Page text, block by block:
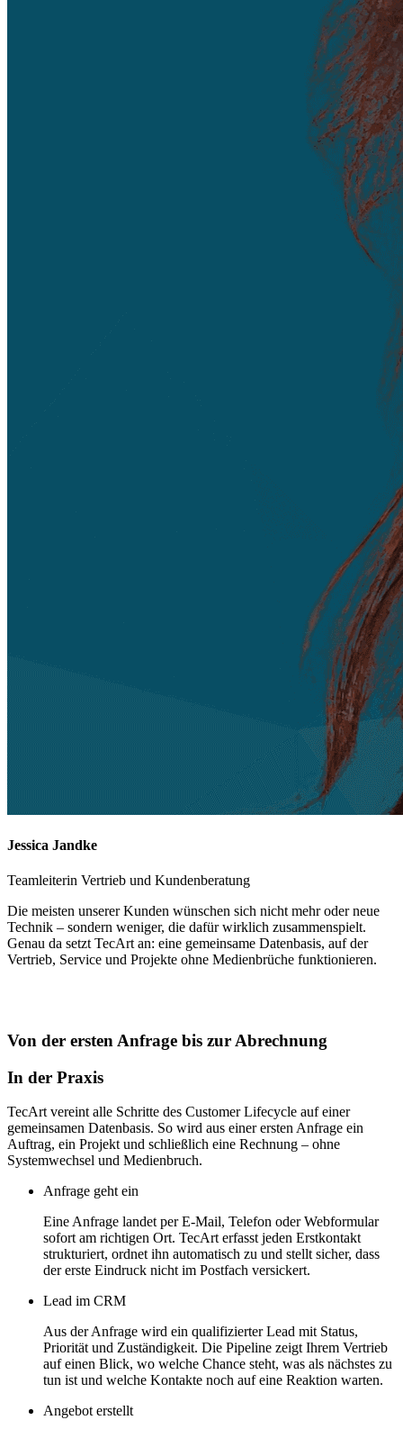
Jessica Jandke
Teamleiterin Vertrieb und Kundenberatung
Die meisten unserer Kunden wünschen sich nicht mehr oder neue
Technik – sondern weniger, die dafür wirklich zusammenspielt.
Genau da setzt TecArt an: eine gemeinsame Datenbasis, auf der
Vertrieb, Service und Projekte ohne Medienbrüche funktionieren.
Von der ersten Anfrage bis zur Abrechnung
In der Praxis
TecArt vereint alle Schritte des Customer Lifecycle auf einer
gemeinsamen Datenbasis. So wird aus einer ersten Anfrage ein
Auftrag, ein Projekt und schließlich eine Rechnung – ohne
Systemwechsel und Medienbruch.
Anfrage geht ein
Eine Anfrage landet per E-Mail, Telefon oder Webformular
sofort am richtigen Ort. TecArt erfasst jeden Erstkontakt
strukturiert, ordnet ihn automatisch zu und stellt sicher, dass
der erste Eindruck nicht im Postfach versickert.
Lead im CRM
Aus der Anfrage wird ein qualifizierter Lead mit Status,
Priorität und Zuständigkeit. Die Pipeline zeigt Ihrem Vertrieb
auf einen Blick, wo welche Chance steht, was als nächstes zu
tun ist und welche Kontakte noch auf eine Reaktion warten.
Angebot erstellt